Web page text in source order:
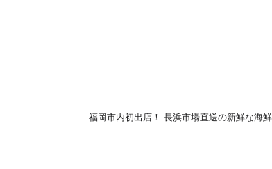
福岡市内初出店！ 長浜市場直送の新鮮な海鮮